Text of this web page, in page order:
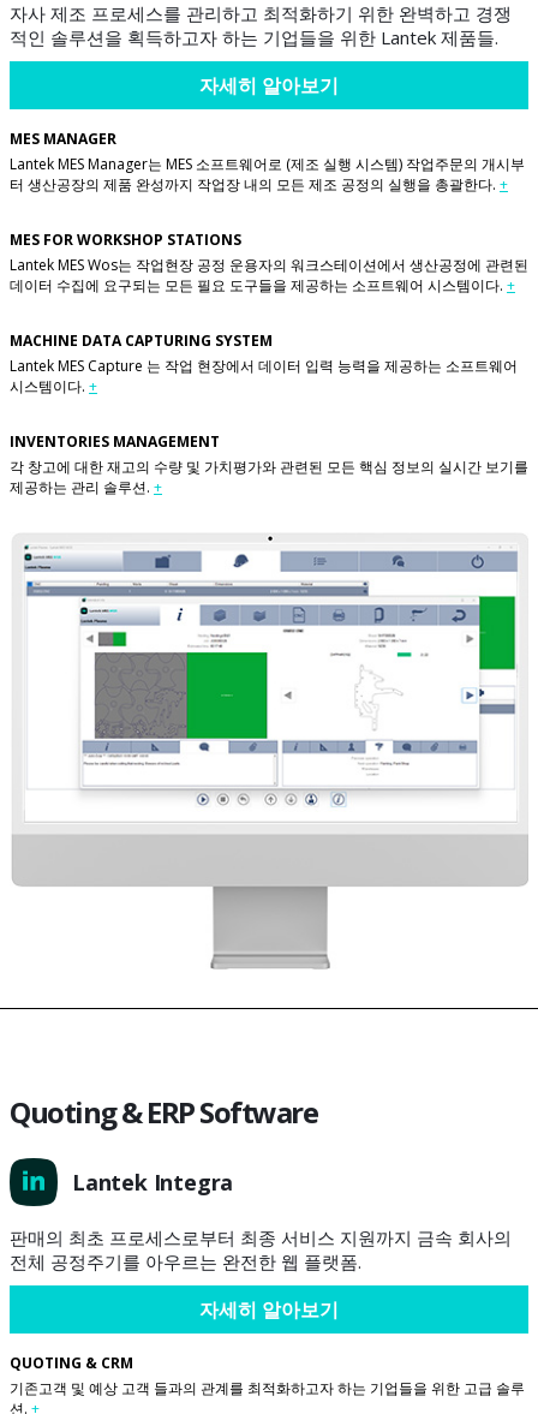
자사 제조 프로세스를 관리하고 최적화하기 위한 완벽하고 경쟁
적인 솔루션을 획득하고자 하는 기업들을 위한 Lantek 제품들.
자세히 알아보기
MES MANAGER
Lantek MES Manager는 MES 소프트웨어로 (제조 실행 시스템) 작업주문의 개시부
터 생산공장의 제품 완성까지 작업장 내의 모든 제조 공정의 실행을 총괄한다. +
MES FOR WORKSHOP STATIONS
Lantek MES Wos는 작업현장 공정 운용자의 워크스테이션에서 생산공정에 관련된
데이터 수집에 요구되는 모든 필요 도구들을 제공하는 소프트웨어 시스템이다. +
MACHINE DATA CAPTURING SYSTEM
Lantek MES Capture 는 작업 현장에서 데이터 입력 능력을 제공하는 소프트웨어
시스템이다. +
INVENTORIES MANAGEMENT
각 창고에 대한 재고의 수량 및 가치평가와 관련된 모든 핵심 정보의 실시간 보기를
제공하는 관리 솔루션. +
Quoting & ERP Software
Lantek Integra
판매의 최초 프로세스로부터 최종 서비스 지원까지 금속 회사의
전체 공정주기를 아우르는 완전한 웹 플랫폼.
자세히 알아보기
QUOTING & CRM
기존고객 및 예상 고객 들과의 관계를 최적화하고자 하는 기업들을 위한 고급 솔루
션. +